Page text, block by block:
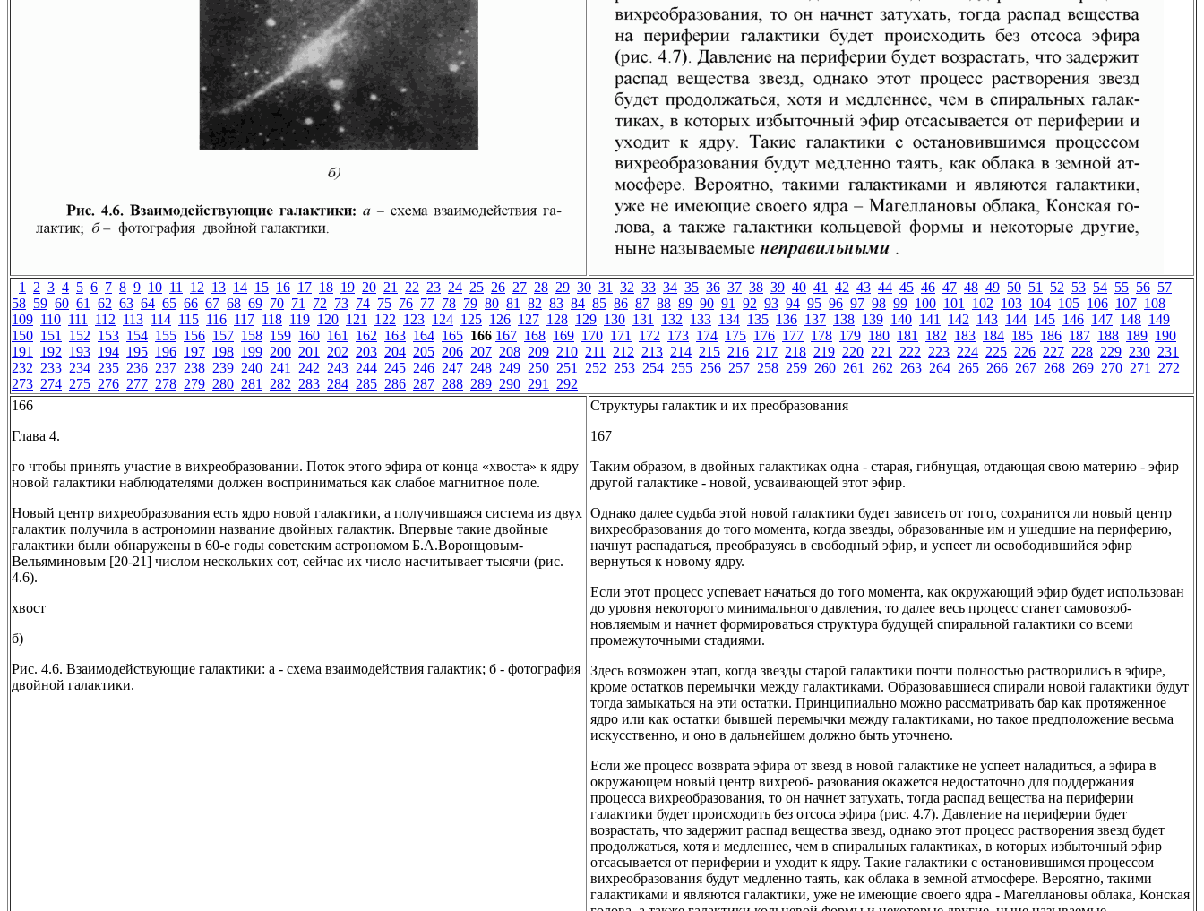
1 2 3 4 5 6 7 8 9 10 11 12 13 14 15 16 17 18 19 20 21 22 23 24 25 26 27 28 29 30 31 32 33 34 35 36 37 38 39 40 41 42 43 44 45 46 47 48 49 50 51 52 53 54 55 56 57
58 59 60 61 62 63 64 65 66 67 68 69 70 71 72 73 74 75 76 77 78 79 80 81 82 83 84 85 86 87 88 89 90 91 92 93 94 95 96 97 98 99 100 101 102 103 104 105 106 107 108
109 110 111 112 113 114 115 116 117 118 119 120 121 122 123 124 125 126 127 128 129 130 131 132 133 134 135 136 137 138 139 140 141 142 143 144 145 146 147 148 149
150 151 152 153 154 155 156 157 158 159 160 161 162 163 164 165 166 167 168 169 170 171 172 173 174 175 176 177 178 179 180 181 182 183 184 185 186 187 188 189 190
191 192 193 194 195 196 197 198 199 200 201 202 203 204 205 206 207 208 209 210 211 212 213 214 215 216 217 218 219 220 221 222 223 224 225 226 227 228 229 230 231
232 233 234 235 236 237 238 239 240 241 242 243 244 245 246 247 248 249 250 251 252 253 254 255 256 257 258 259 260 261 262 263 264 265 266 267 268 269 270 271 272
273 274 275 276 277 278 279 280 281 282 283 284 285 286 287 288 289 290 291 292
166
Глава 4.
го чтобы принять участие в вихреобразовании. Поток этого эфира от конца «хвоста» к ядру
новой галактики наблюдателями должен восприниматься как слабое магнитное поле.
Новый центр вихреобразования есть ядро новой галактики, а получившаяся система из двух
галактик получила в астрономии название двойных галактик. Впервые такие двойные
галактики были обнаружены в 60-е годы советским астрономом Б.А.Воронцовым-
Вельяминовым [20-21] числом нескольких сот, сейчас их число насчитывает тысячи (рис.
4.6).
хвост
б)
Рис. 4.6. Взаимодействующие галактики: а - схема взаимодействия галактик; б - фотография
двойной галактики.
Структуры галактик и их преобразования
167
Таким образом, в двойных галактиках одна - старая, гибнущая, отдающая свою материю - эфир
другой галактике - новой, усваивающей этот эфир.
Однако далее судьба этой новой галактики будет зависеть от того, сохранится ли новый центр
вихреобразования до того момента, когда звезды, образованные им и ушедшие на периферию,
начнут распадаться, преобразуясь в свободный эфир, и успеет ли освободившийся эфир
вернуться к новому ядру.
Если этот процесс успевает начаться до того момента, как окружающий эфир будет использован
до уровня некоторого минимального давления, то далее весь процесс станет самовозоб-
новляемым и начнет формироваться структура будущей спиральной галактики со всеми
промежуточными стадиями.
Здесь возможен этап, когда звезды старой галактики почти полностью растворились в эфире,
кроме остатков перемычки между галактиками. Образовавшиеся спирали новой галактики будут
тогда замыкаться на эти остатки. Принципиально можно рассматривать бар как протяженное
ядро или как остатки бывшей перемычки между галактиками, но такое предположение весьма
искусственно, и оно в дальнейшем должно быть уточнено.
Если же процесс возврата эфира от звезд в новой галактике не успеет наладиться, а эфира в
окружающем новый центр вихреоб- разования окажется недостаточно для поддержания
процесса вихреобразования, то он начнет затухать, тогда распад вещества на периферии
галактики будет происходить без отсоса эфира (рис. 4.7). Давление на периферии будет
возрастать, что задержит распад вещества звезд, однако этот процесс растворения звезд будет
продолжаться, хотя и медленнее, чем в спиральных галактиках, в которых избыточный эфир
отсасывается от периферии и уходит к ядру. Такие галактики с остановившимся процессом
вихреобразования будут медленно таять, как облака в земной атмосфере. Вероятно, такими
галактиками и являются галактики, уже не имеющие своего ядра - Магеллановы облака, Конская